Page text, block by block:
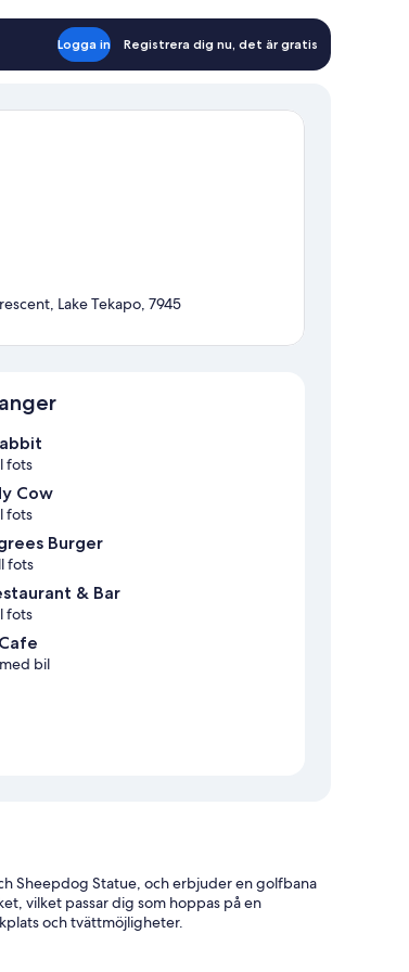
Logga in Registrera dig nu, det är gratis
Lake Tekapo, 7945
fots
Cow
fots
Burger
fots
& Bar
fots
bil
Sheepdog Statue, och erbjuder en golfbana
vilket passar dig som hoppas på en
och tvättmöjligheter.